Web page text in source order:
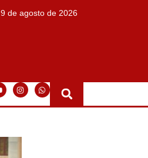
9 de agosto de 2026